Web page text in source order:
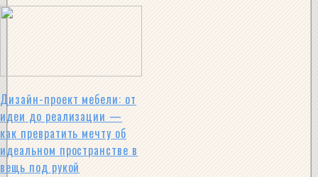
Дизайн-проект мебели: от
идеи до реализации —
как превратить мечту об
идеальном пространстве в
вещь под рукой